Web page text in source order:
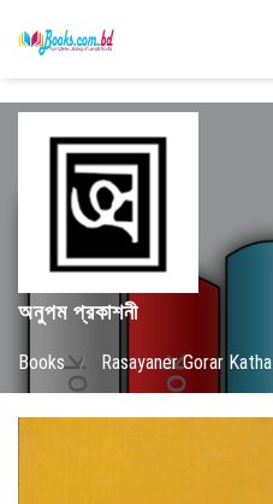
অনুপম প্রকাশনী
Books / Rasayaner Gorar Katha